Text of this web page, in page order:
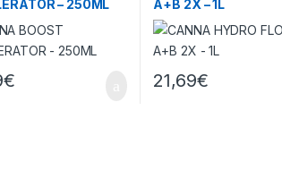
– 250ML
€
A+B 2X – 1L
21,69€